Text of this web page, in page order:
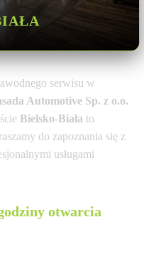
serwisu w
Automotive Sp. z o.o.
Bielsko-Biała to
do zapoznania się z
usługami
otwarcia